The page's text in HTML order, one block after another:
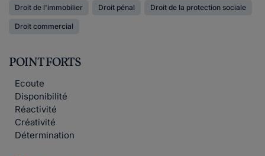
Droit de l'immobilier Droit pénal Droit de la protection sociale
Droit commercial
POINT FORTS
Ecoute
Disponibilité
Réactivité
Créativité
Détermination